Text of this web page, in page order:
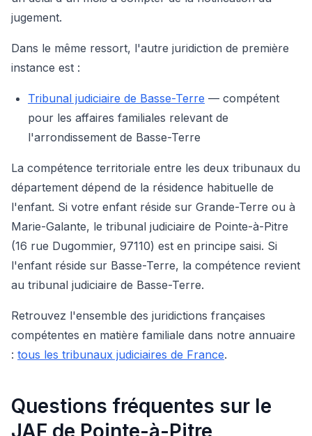
jugement.
Dans le même ressort, l'autre juridiction de première
instance est :
Tribunal judiciaire de Basse-Terre — compétent
pour les affaires familiales relevant de
l'arrondissement de Basse-Terre
La compétence territoriale entre les deux tribunaux du
département dépend de la résidence habituelle de
l'enfant. Si votre enfant réside sur Grande-Terre ou à
Marie-Galante, le tribunal judiciaire de Pointe-à-Pitre
(16 rue Dugommier, 97110) est en principe saisi. Si
l'enfant réside sur Basse-Terre, la compétence revient
au tribunal judiciaire de Basse-Terre.
Retrouvez l'ensemble des juridictions françaises
compétentes en matière familiale dans notre annuaire
: tous les tribunaux judiciaires de France.
Questions fréquentes sur le
JAF de Pointe-à-Pitre